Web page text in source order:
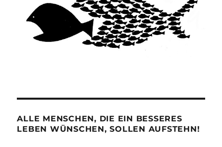
ALLE MENSCHEN, DIE EIN BESSERES
LEBEN WÜNSCHEN, SOLLEN AUFSTEHN!